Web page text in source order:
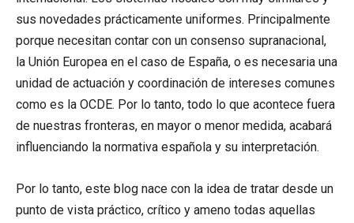
sus novedades prácticamente uniformes. Principalmente
porque necesitan contar con un consenso supranacional,
la Unión Europea en el caso de España, o es necesaria una
unidad de actuación y coordinación de intereses comunes
como es la OCDE. Por lo tanto, todo lo que acontece fuera
de nuestras fronteras, en mayor o menor medida, acabará
influenciando la normativa española y su interpretación.
Por lo tanto, este blog nace con la idea de tratar desde un
punto de vista práctico, crítico y ameno todas aquellas